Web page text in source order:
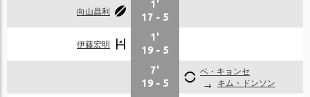
向山昌利
1'
17 - 5
伊藤宏明
1'
19 - 5
7'
19 - 5
ベ・キョンセ
キム・ドンソン